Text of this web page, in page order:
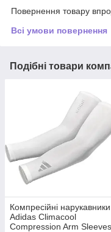
Повернення товару
Всі умови повернення
Подібні товари
Компресійні нарукавники
Adidas Climacool
Compression Arm Sleeves